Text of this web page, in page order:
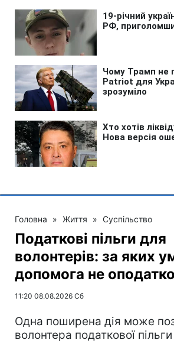
Головна » Життя » Суспільство
Податкові пільги для
волонтерів: за яких
допомога не
11:20 08.08.2026 Сб
Одна поширена дія може
волонтера податкової пільги